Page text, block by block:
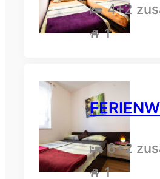
4+2
1
6+2
1